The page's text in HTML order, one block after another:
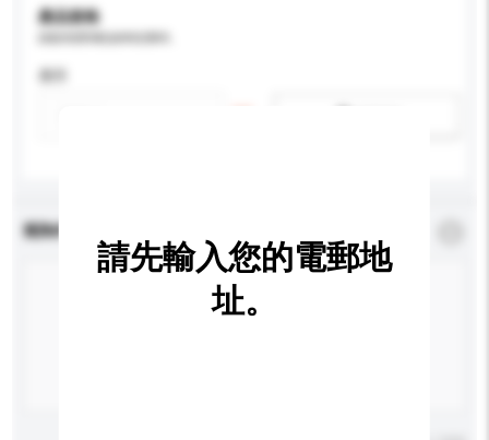
產品規格
查詢內容
請先輸入您的電郵地
址。